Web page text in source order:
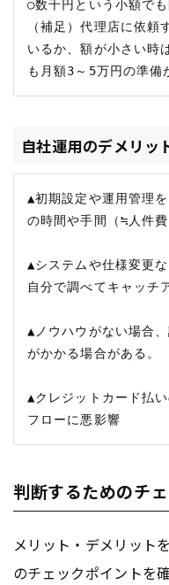
○数千円という小額で
（補足）代理店に依
いるか、額が小さい時
自社運用のデメリッ
▲初期設定や運用管理
の時間や手間（≒人件
▲システムや仕様変更
自分で調べてキャッチ
▲ノウハウがない場合
がかかる場合がある。
▲クレジットカード払
判断するためのチ
メリット・デメリット
のチェックポイントを